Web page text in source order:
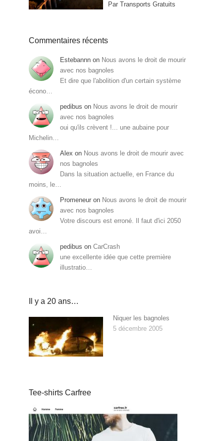
Par Transports Gratuits
Commentaires récents
Estebannn on Nous avons le droit de mourir
avec nos bagnoles
Et dire que l'abolition d'un certain système
écono…
pedibus on Nous avons le droit de mourir
avec nos bagnoles
oui qu'ils crèvent !... une aubaine pour
Michelin…
Alex on Nous avons le droit de mourir avec
nos bagnoles
Dans la situation actuelle, en France du
moins, le…
Promeneur on Nous avons le droit de mourir
avec nos bagnoles
Votre discours est erroné. Il faut d'ici 2050
avoi…
pedibus on CarCrash
une excellente idée que cette première
illustratio…
Il y a 20 ans…
Niquer les bagnoles
5 décembre 2005
Tee-shirts Carfree